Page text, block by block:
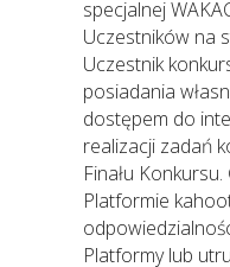
specjalnej
Uczestników na
Uczestnik
posiadania
dostępem do
realizacji zadań
Finału
Platformie
Platformy lub